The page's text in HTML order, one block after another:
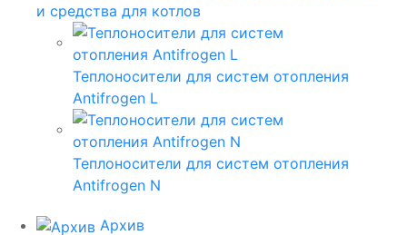
и средства для котлов
Теплоносители для систем отопления
Antifrogen L
Теплоносители для систем отопления
Antifrogen N
Архив